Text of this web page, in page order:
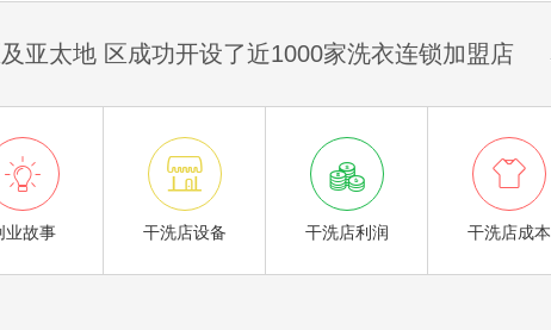
亚太地 区成功开设了近1000家洗衣连锁加盟店

业故事

干洗店设备

干洗店利润

干洗店成本